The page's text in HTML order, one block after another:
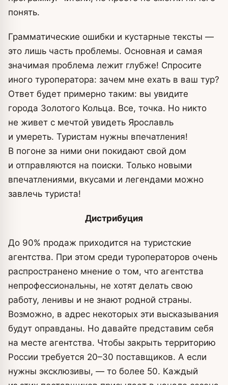
понять.
Грамматические ошибки и кустарные тексты —
это лишь часть проблемы. Основная и самая
значимая проблема лежит глубже! Спросите
иного туроператора: зачем мне ехать в ваш тур?
Ответ будет примерно таким: вы увидите
города Золотого Кольца. Все, точка. Но никто
не живет с мечтой увидеть Ярославль
и умереть. Туристам нужны впечатления!
В погоне за ними они покидают свой дом
и отправляются на поиски. Только новыми
впечатлениями, вкусами и легендами можно
завлечь туриста!
Дистрибуция
До 90% продаж приходится на туристские
агентства. При этом среди туроператоров очень
распространено мнение о том, что агентства
непрофессиональны, не хотят делать свою
работу, ленивы и не знают родной страны.
Возможно, в адрес некоторых эти высказывания
будут оправданы. Но давайте представим себя
на месте агентства. Чтобы закрыть территорию
России требуется 20–30 поставщиков. А если
нужны эксклюзивы, — то более 50. Каждый